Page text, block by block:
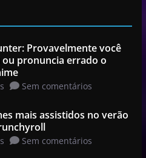
Provavelmente você
pronuncia errado o
Sem comentários
mais assistidos no verão
Sem comentários